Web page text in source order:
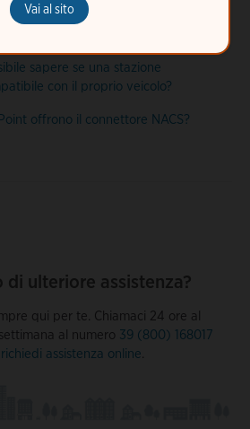
Vai al sito
ricaricare una Tesla presso le
sapere se una stazione
con il proprio veicolo?
offrono il connettore NACS?
di ulteriore assistenza?
qui per te. Chiamaci 24 ore al
al numero 39 (800) 168017
richiedi assistenza online.